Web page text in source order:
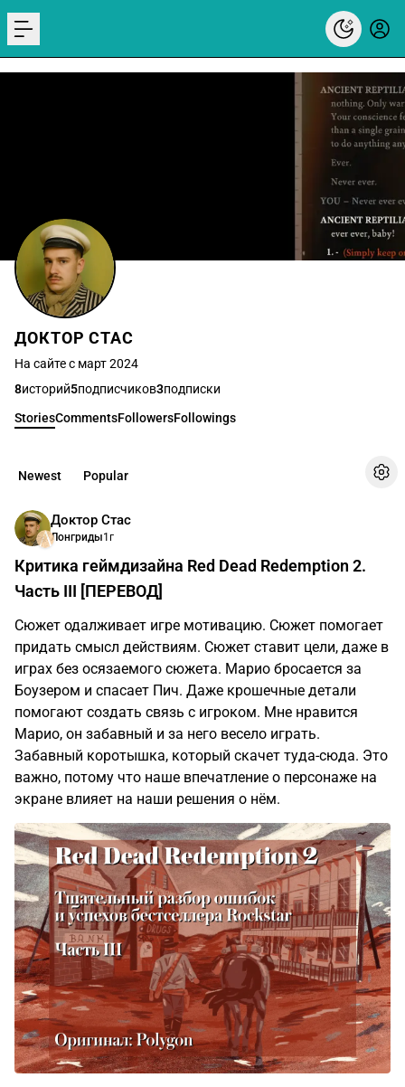
menu
ДОКТОР СТАС
На сайте с март 2024
8историй5подписчиков3подписки
StoriesCommentsFollowersFollowings
Newest Popular
Доктор Стас
Лонгриды1г
Критика геймдизайна Red Dead Redemption 2.
Часть III [ПЕРЕВОД]
Сюжет одалживает игре мотивацию. Сюжет помогает
придать смысл действиям. Сюжет ставит цели, даже в
играх без осязаемого сюжета. Марио бросается за
Боузером и спасает Пич. Даже крошечные детали
помогают создать связь с игроком. Мне нравится
Марио, он забавный и за него весело играть.
Забавный коротышка, который скачет туда-сюда. Это
важно, потому что наше впечатление о персонаже на
экране влияет на наши решения о нём.